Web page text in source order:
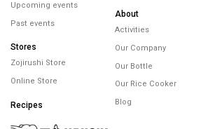
Upcoming events
Past events
Stores
Zojirushi Store
Online Store
Recipes
About
Activities
Our Company
Our Bottle
Our Rice Cooker
Blog